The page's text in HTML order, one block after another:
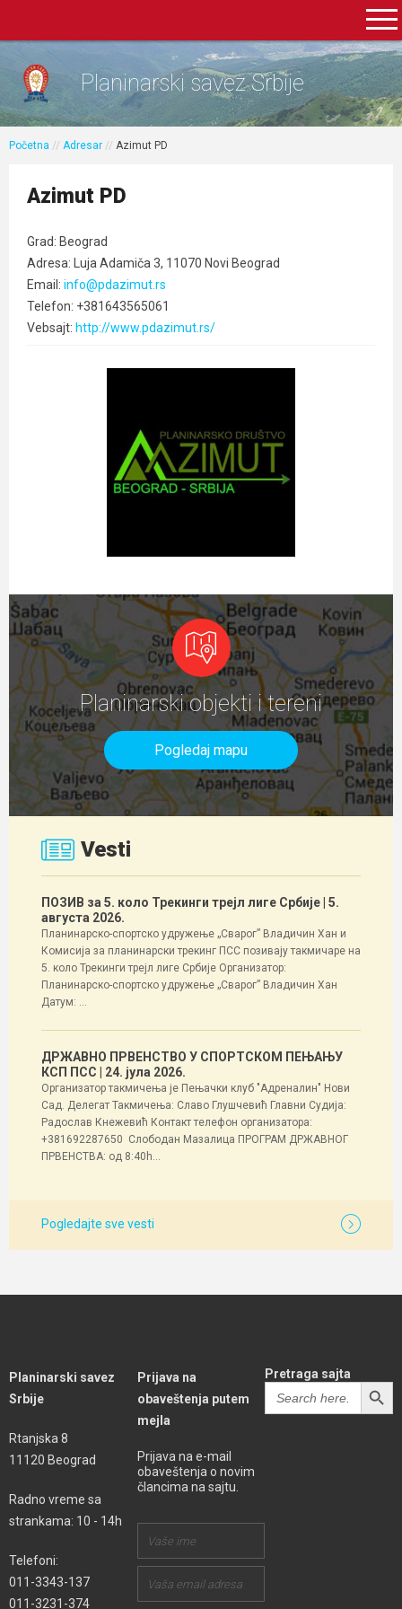
Planinarski savez Srbije
Početna // Adresar // Azimut PD
Azimut PD
Grad: Beograd
Adresa: Luja Adamiča 3, 11070 Novi Beograd
Email: info@pdazimut.rs
Telefon: +381643565061
Vebsajt: http://www.pdazimut.rs/
Planinarski objekti i tereni
Pogledaj mapu
Vesti
ПОЗИВ за 5. коло Трекинги трејл лиге Србије | 5.
августа 2026.
Планинарско-спортско удружење „Сварог” Владичин Хан и
Комисија за планинарски трекинг ПСС позивају такмичаре на
5. коло Трекинги трејл лиге Србије Организатор:
Планинарско-спортско удружење „Сварог” Владичин Хан
Датум: ...
ДРЖАВНО ПРВЕНСТВО У СПОРТСКОМ ПЕЊАЊУ
КСП ПСС
| 24. јула 2026.
Организатор такмичења је Пењачки клуб "Адреналин" Нови
Сад. Делегат Такмичења: Славо Глушчевић Главни Судија:
Радослав Кнежевић Контакт телефон организатора:
+381692287650 Слободан Мазалица ПРОГРАМ ДРЖАВНОГ
ПРВЕНСТВА: од 8:40h...
Pogledajte sve vesti
Planinarski savez
Srbije
Rtanjska 8
11120 Beograd
Radno vreme sa
strankama: 10 - 14h
Telefoni:
011-3343-137
011-3231-374
Prijava na
obaveštenja putem
mejla
Prijava na e-mail
obaveštenja o novim
člancima na sajtu.
Pretraga sajta
Search
for:
SEARCH